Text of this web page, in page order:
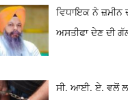
ਵਿਧਾਇਕ ਨੇ ਜ਼ਮੀਨ
ਅਸਤੀਫਾ ਦੇਣ ਦੀ
ਸੀ. ਆਈ. ਏ. ਵਲੋਂ